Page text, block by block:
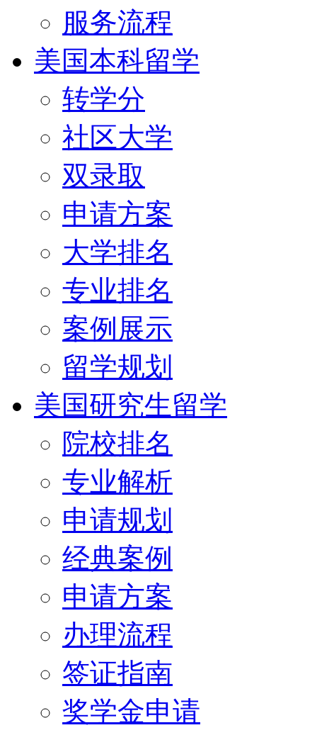
服务流程
美国本科留学
转学分
社区大学
双录取
申请方案
大学排名
专业排名
案例展示
留学规划
美国研究生留学
院校排名
专业解析
申请规划
经典案例
申请方案
办理流程
签证指南
奖学金申请